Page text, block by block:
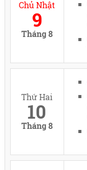
Chủ Nhật
9
Tháng 8
Thứ Hai
10
Tháng 8